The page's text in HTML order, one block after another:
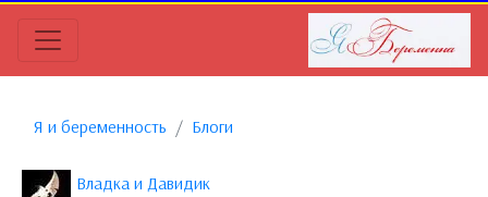
Я и беременность Блоги
Владка и Давидик